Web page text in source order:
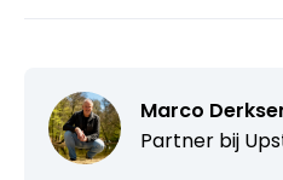
Marco
Partner bij